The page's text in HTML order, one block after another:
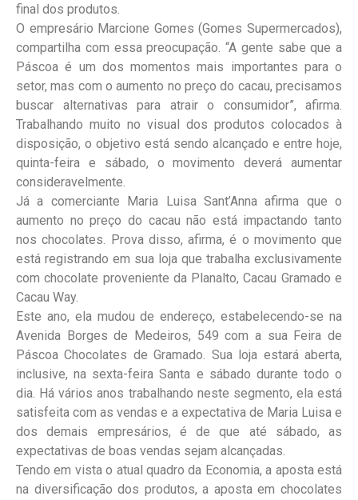
final dos produtos.
O empresário Marcione Gomes (Gomes Supermercados),
compartilha com essa preocupação. “A gente sabe que a
Páscoa é um dos momentos mais importantes para o
setor, mas com o aumento no preço do cacau, precisamos
buscar alternativas para atrair o consumidor”, afirma.
Trabalhando muito no visual dos produtos colocados à
disposição, o objetivo está sendo alcançado e entre hoje,
quinta-feira e sábado, o movimento deverá aumentar
consideravelmente.
Já a comerciante Maria Luisa Sant’Anna afirma que o
aumento no preço do cacau não está impactando tanto
nos chocolates. Prova disso, afirma, é o movimento que
está registrando em sua loja que trabalha exclusivamente
com chocolate proveniente da Planalto, Cacau Gramado e
Cacau Way.
Este ano, ela mudou de endereço, estabelecendo-se na
Avenida Borges de Medeiros, 549 com a sua Feira de
Páscoa Chocolates de Gramado. Sua loja estará aberta,
inclusive, na sexta-feira Santa e sábado durante todo o
dia. Há vários anos trabalhando neste segmento, ela está
satisfeita com as vendas e a expectativa de Maria Luisa e
dos demais empresários, é de que até sábado, as
expectativas de boas vendas sejam alcançadas.
Tendo em vista o atual quadro da Economia, a aposta está
na diversificação dos produtos, a aposta em chocolates